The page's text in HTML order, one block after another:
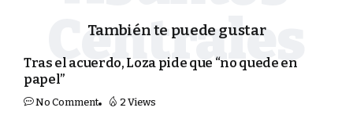
También te puede gustar
Tras el acuerdo, Loza pide que “no quede en
papel”
No Comment 2 Views